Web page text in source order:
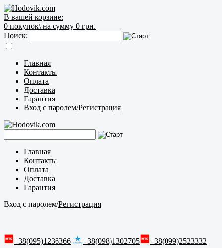
В вашей корзине:
0 покупок\ на сумму 0 грн.
Поиск:
Главная
Контакты
Оплата
Доставка
Гарантия
Вход с паролем/Регистрация
Главная
Контакты
Оплата
Доставка
Гарантия
Вход с паролем/Регистрация
+38(095)1236366 +38(098)1302705 +38(099)2523332